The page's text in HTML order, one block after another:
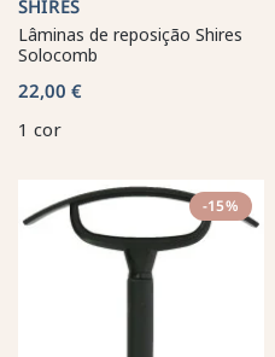
SHIRES
Lâminas de reposição Shires
Solocomb
22,00 €
1 cor
-15%